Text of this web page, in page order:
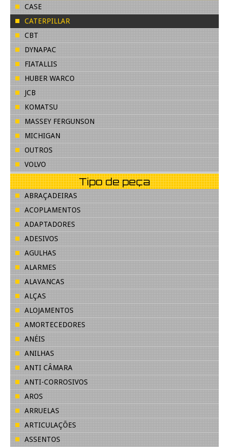
CASE
CATERPILLAR
CBT
DYNAPAC
FIATALLIS
HUBER WARCO
JCB
KOMATSU
MASSEY FERGUNSON
MICHIGAN
OUTROS
VOLVO
Tipo de peça
ABRAÇADEIRAS
ACOPLAMENTOS
ADAPTADORES
ADESIVOS
AGULHAS
ALARMES
ALAVANCAS
ALÇAS
ALOJAMENTOS
AMORTECEDORES
ANÉIS
ANILHAS
ANTI CÂMARA
ANTI-CORROSIVOS
AROS
ARRUELAS
ARTICULAÇÕES
ASSENTOS